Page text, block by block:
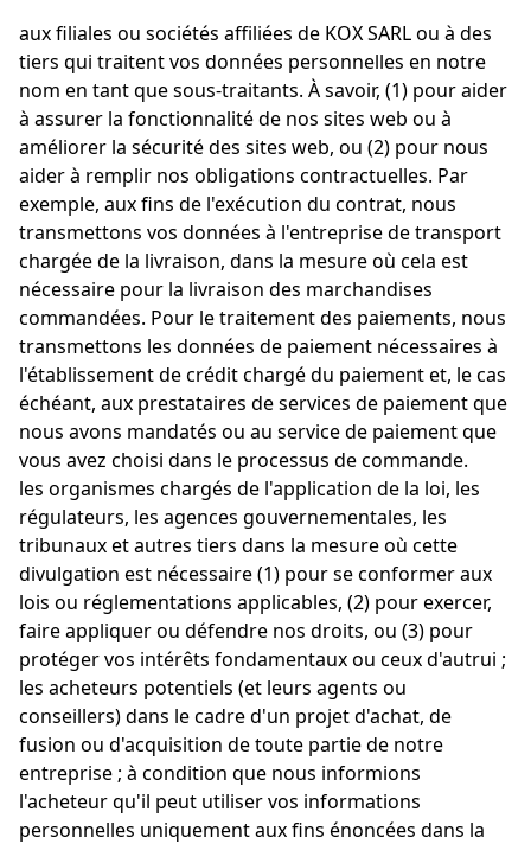
aux filiales ou sociétés affiliées de KOX SARL ou à des
tiers qui traitent vos données personnelles en notre
nom en tant que sous-traitants. À savoir, (1) pour aider
à assurer la fonctionnalité de nos sites web ou à
améliorer la sécurité des sites web, ou (2) pour nous
aider à remplir nos obligations contractuelles. Par
exemple, aux fins de l'exécution du contrat, nous
transmettons vos données à l'entreprise de transport
chargée de la livraison, dans la mesure où cela est
nécessaire pour la livraison des marchandises
commandées. Pour le traitement des paiements, nous
transmettons les données de paiement nécessaires à
l'établissement de crédit chargé du paiement et, le cas
échéant, aux prestataires de services de paiement que
nous avons mandatés ou au service de paiement que
vous avez choisi dans le processus de commande.
les organismes chargés de l'application de la loi, les
régulateurs, les agences gouvernementales, les
tribunaux et autres tiers dans la mesure où cette
divulgation est nécessaire (1) pour se conformer aux
lois ou réglementations applicables, (2) pour exercer,
faire appliquer ou défendre nos droits, ou (3) pour
protéger vos intérêts fondamentaux ou ceux d'autrui ;
les acheteurs potentiels (et leurs agents ou
conseillers) dans le cadre d'un projet d'achat, de
fusion ou d'acquisition de toute partie de notre
entreprise ; à condition que nous informions
l'acheteur qu'il peut utiliser vos informations
personnelles uniquement aux fins énoncées dans la